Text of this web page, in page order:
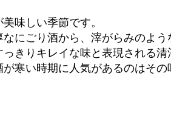
味しい季節です。
にごり酒から、滓がらみのよ
きりキレイな味と表現される
寒い時期に人気があるのはそ